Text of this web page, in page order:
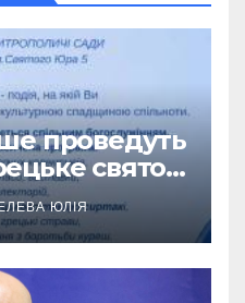
проведуть
свято
ЮЛІЯ